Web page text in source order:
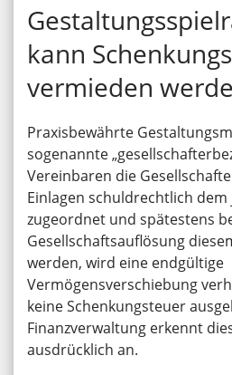
kann
vermieden
Praxisbewährte
sogenannte
Vereinbaren die
Einlagen schuldrechtlich dem
zugeordnet und spätestens
Gesellschaftsauflösung
werden, wird eine endgültige
Vermögensverschiebung
keine Schenkungsteuer
Finanzverwaltung erkennt
ausdrücklich an.